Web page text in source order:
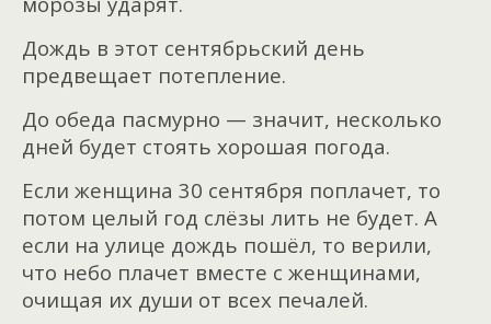
Дождь в этот сентябрьский день
предвещает потепление.
До обеда пасмурно — значит, несколько
дней будет стоять хорошая погода.
Если женщина 30 сентября поплачет, то
потом целый год слёзы лить не будет. А
если на улице дождь пошёл, то верили,
что небо плачет вместе с женщинами,
очищая их души от всех печалей.